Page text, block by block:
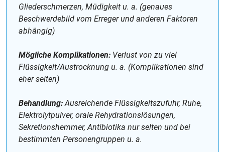
Gliederschmerzen, Müdigkeit u. a. (genaues
Beschwerdebild vom Erreger und anderen Faktoren
abhängig)
Mögliche Komplikationen: Verlust von zu viel
Flüssigkeit/Austrocknung u. a. (Komplikationen sind
eher selten)
Behandlung: Ausreichende Flüssigkeitszufuhr, Ruhe,
Elektrolytpulver, orale Rehydrationslösungen,
Sekretionshemmer, Antibiotika nur selten und bei
bestimmten Personengruppen u. a.